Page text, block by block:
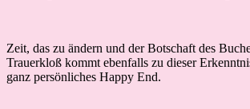
Zeit, das zu ändern und der Botschaft des
Trauerkloß kommt ebenfalls zu dieser
ganz persönliches Happy End.